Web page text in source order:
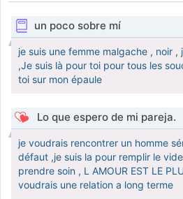
un poco sobre mí
je suis une femme malgache , noir ,
,Je suis là pour toi pour tous les
toi sur mon épaule
Lo que espero de mi pareja.
je voudrais rencontrer un homme
défaut ,je suis la pour remplir le
prendre soin , L AMOUR EST LE
voudrais une relation a long terme